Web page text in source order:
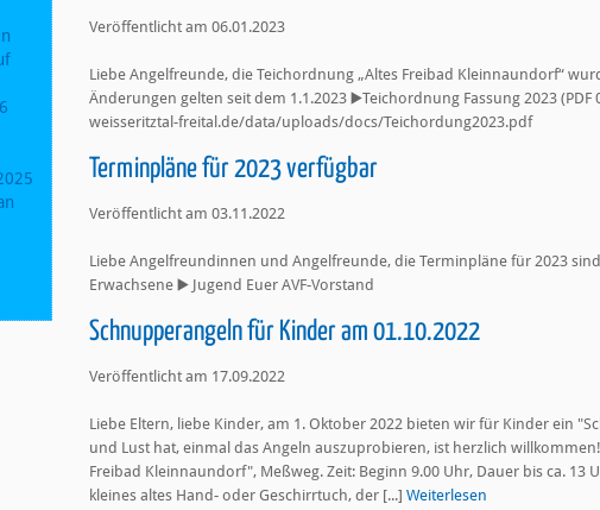
Veröffentlicht am 06.01.2023
Liebe Angelfreunde, die Teichordnung „Altes Freibad Kleinnaundorf“
Änderungen gelten seit dem 1.1.2023 ▶️Teichordnung Fassung 2023 (PDF
weisseritztal-freital.de/data/uploads/docs/Teichordung2023.pdf
Terminpläne für 2023 verfügbar
Veröffentlicht am 03.11.2022
Liebe Angelfreundinnen und Angelfreunde, die Terminpläne für 2023
Erwachsene ▶️ Jugend Euer AVF-Vorstand
Schnupperangeln für Kinder am 01.10.2022
Veröffentlicht am 17.09.2022
Liebe Eltern, liebe Kinder, am 1. Oktober 2022 bieten wir für Kinder ein
und Lust hat, einmal das Angeln auszuprobieren, ist herzlich
Freibad Kleinnaundorf", Meßweg. Zeit: Beginn 9.00 Uhr, Dauer bis ca. 13
kleines altes Hand- oder Geschirrtuch, der [...] Weiterlesen